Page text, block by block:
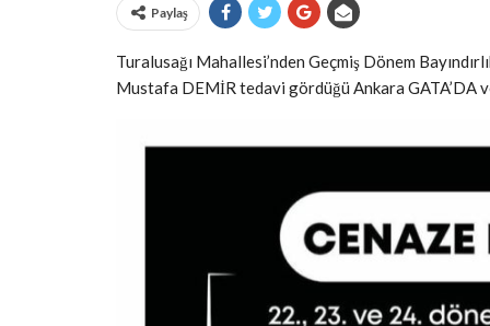
Paylaş
Turalusağı Mahallesi’nden Geçmiş Dönem
Mustafa DEMİR tedavi gördüğü Ankara GATA’DA